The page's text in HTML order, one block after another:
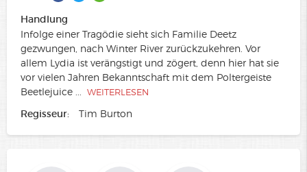
Handlung
Infolge einer Tragödie sieht sich Familie Deetz
gezwungen, nach Winter River zurückzukehren. Vor
allem Lydia ist verängstigt und zögert, denn hier hat sie
vor vielen Jahren Bekanntschaft mit dem Poltergeiste
Beetlejuice
WEITERLESEN
Regisseur: Tim Burton